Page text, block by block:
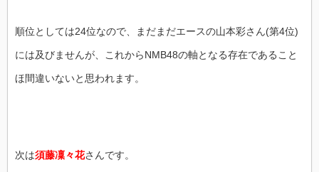
順位としては24位なので、まだまだエースの山本彩さん(第4位)
には及びませんが、これからNMB48の軸となる存在であること
ほ間違いないと思われます。
次は須藤凜々花さんです。